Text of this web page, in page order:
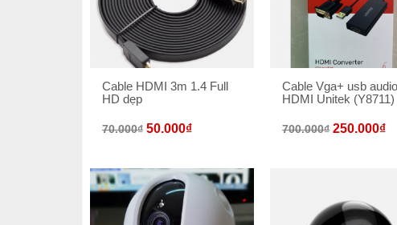
Cable HDMI 3m 1.4 Full
HD dẹp
70.000₫ 50.000₫
Cable Vga+ usb
HDMI Unitek (Y8711)
700.000₫ 250.000₫